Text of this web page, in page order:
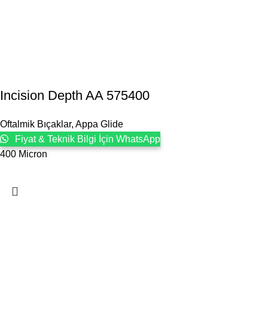
Incision Depth AA 575400
Oftalmik Bıçaklar, Appa Glide
Fiyat & Teknik Bilgi İçin WhatsApp
400 Micron